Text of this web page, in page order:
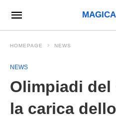
HOMEPAGE NEWS
NEWS
Olimpiadi del
la carica